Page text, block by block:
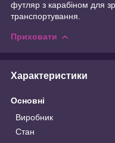
футляр з карабіном для
транспортування.
Приховати
Характеристики
Основні
Виробник
Стан